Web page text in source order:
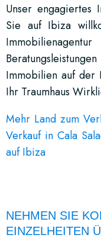
Unser engagiertes
Sie auf Ibiza
Immobilien auf der
Ihr Traumhaus
Mehr Land zum
Verkauf in Cala
auf Ibiza
NEHMEN SIE
EINZELHEITEN